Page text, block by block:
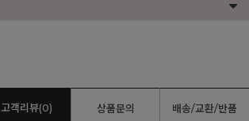
고객리뷰(0) 상품문의 배송/교환/반품